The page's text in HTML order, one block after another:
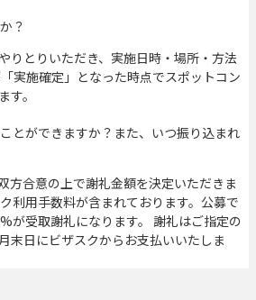
？
りとりいただき、実施日時・場所・方法
実施確定」となった時点でスポットコン
。
とができますか？また、いつ振り込まれ
方合意の上で謝礼金額を決定いただきま
利用手数料が含まれております。公募で
が受取謝礼になります。 謝礼はご指定の
末日にビザスクからお支払いいたしま